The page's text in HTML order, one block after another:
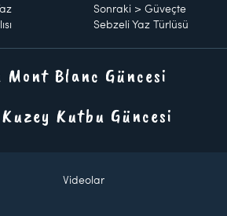
Sonraki >Güveçte
Sebzeli Yaz Türlüsü
Mont Blanc Güncesi
Kutbu Güncesi
Videolar